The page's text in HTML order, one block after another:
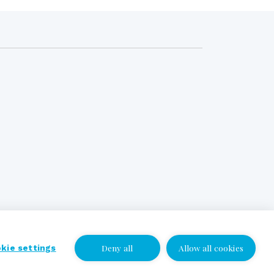
I wish to be contacted
settings Deny all Allow all cookies